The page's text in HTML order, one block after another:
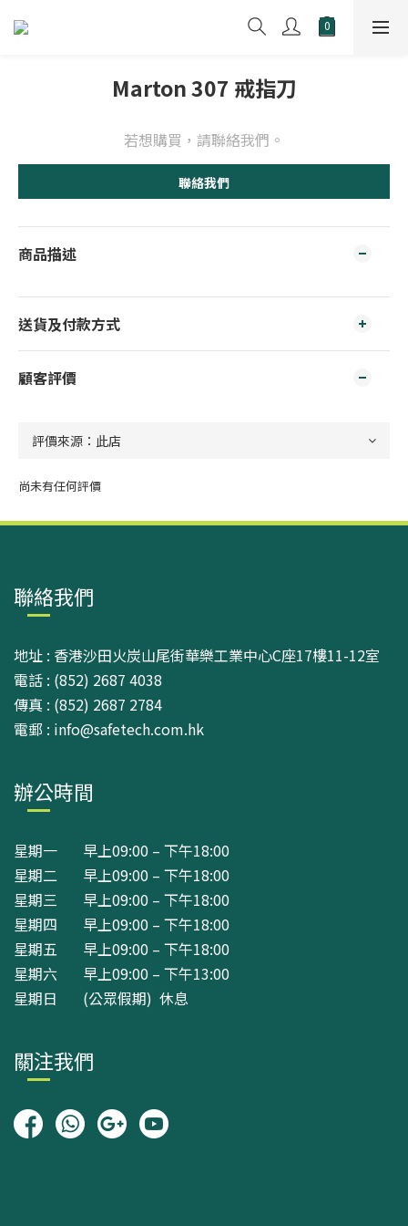
Marton 307 戒指刀
若想購買，請聯絡我們。
聯絡我們
商品描述
送貨及付款方式
顧客評價
尚未有任何評價
聯絡我們
地址 : 香港沙田火炭山尾街華樂工業中心C座17樓11-12室
電話 : (852) 2687 4038
傳真 : (852) 2687 2784
電郵 : info@safetech.com.hk
辦公時間
星期一 早上09:00 – 下午18:00
星期二 早上09:00 – 下午18:00
星期三 早上09:00 – 下午18:00
星期四 早上09:00 – 下午18:00
星期五 早上09:00 – 下午18:00
星期六 早上09:00 – 下午13:00
星期日 (公眾假期) 休息
關注我們